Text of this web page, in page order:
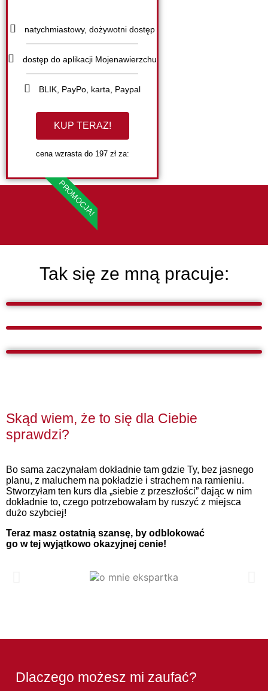
natychmiastowy, dożywotni dostęp
dostęp do aplikacji Mojenawierzchu
BLIK, PayPo, karta, Paypal
KUP TERAZ!
cena wzrasta do 197 zł za:
PROMOCJA!
Tak się ze mną pracuje:
Skąd wiem, że to się dla Ciebie
sprawdzi?
Bo sama zaczynałam dokładnie tam gdzie Ty, bez jasnego
planu, z maluchem na pokładzie i strachem na ramieniu.
Stworzyłam ten kurs dla „siebie z przeszłości” dając w nim
dokładnie to, czego potrzebowałam by ruszyć z miejsca
dużo szybciej!
Teraz masz ostatnią szansę, by odblokować
go w tej wyjątkowo okazyjnej cenie!
Dlaczego możesz mi zaufać?